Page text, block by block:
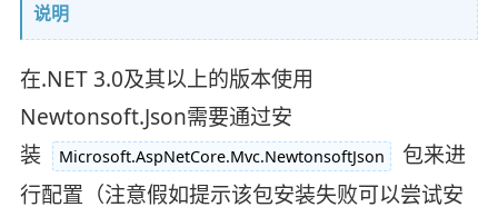
说明
在.NET 3.0及其以上的版本使用
Newtonsoft.Json需要通过安
装
Microsoft.AspNetCore.Mvc.NewtonsoftJson
包来进
行配置（注意假如提示该包安装失败可以尝试安